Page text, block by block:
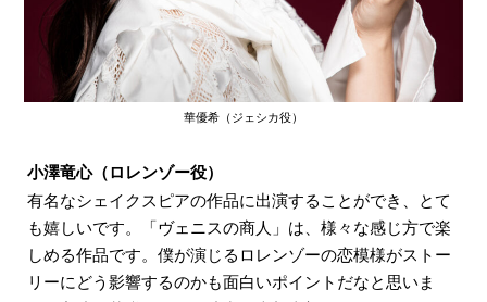
華優希（ジェシカ役）
小澤竜心（ロレンゾー役）
有名なシェイクスピアの作品に出演することができ、とて
も嬉しいです。「ヴェニスの商人」は、様々な感じ方で楽
しめる作品です。僕が演じるロレンゾーの恋模様がストー
リーにどう影響するのかも面白いポイントだなと思いま